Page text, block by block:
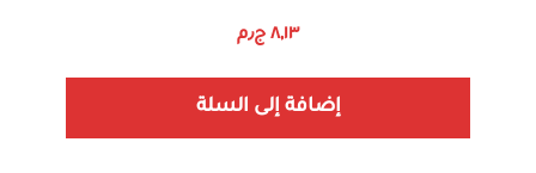
٨,١٣ ج٫م
إضافة إلى السلة